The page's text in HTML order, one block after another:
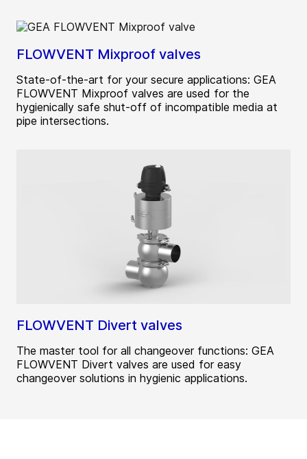
FLOWVENT Mixproof valves
State-of-the-art for your secure applications: GEA
FLOWVENT Mixproof valves are used for the
hygienically safe shut-off of incompatible media at
pipe intersections.
FLOWVENT Divert valves
The master tool for all changeover functions: GEA
FLOWVENT Divert valves are used for easy
changeover solutions in hygienic applications.